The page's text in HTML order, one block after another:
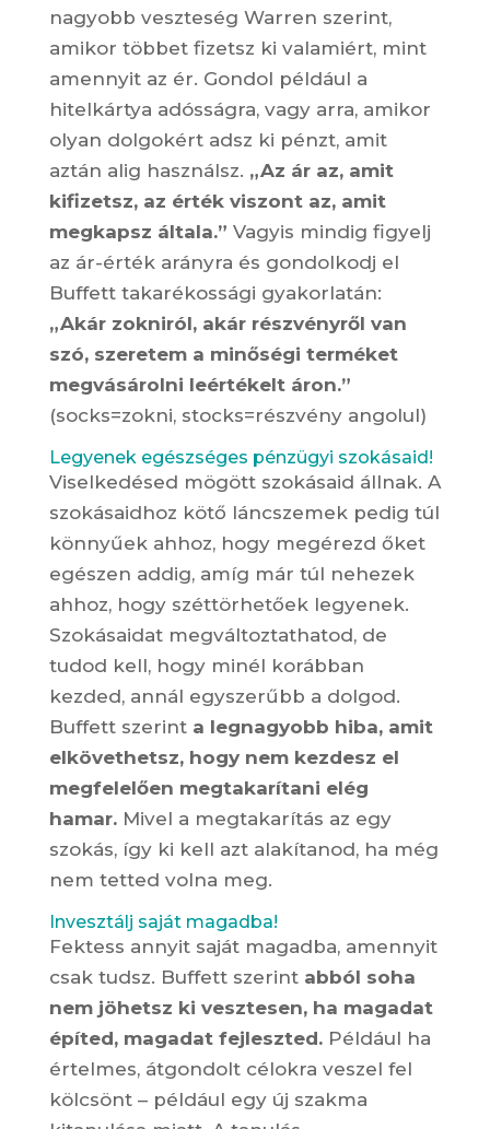
nagyobb veszteség Warren szerint,
amikor többet fizetsz ki valamiért, mint
amennyit az ér. Gondol például a
hitelkártya adósságra, vagy arra, amikor
olyan dolgokért adsz ki pénzt, amit
aztán alig használsz. „Az ár az, amit
kifizetsz, az érték viszont az, amit
megkapsz általa.” Vagyis mindig figyelj
az ár-érték arányra és gondolkodj el
Buffett takarékossági gyakorlatán:
„Akár zokniról, akár részvényről van
szó, szeretem a minőségi terméket
megvásárolni leértékelt áron.”
(socks=zokni, stocks=részvény angolul)
Legyenek egészséges pénzügyi szokásaid!
Viselkedésed mögött szokásaid állnak. A
szokásaidhoz kötő láncszemek pedig túl
könnyűek ahhoz, hogy megérezd őket
egészen addig, amíg már túl nehezek
ahhoz, hogy széttörhetőek legyenek.
Szokásaidat megváltoztathatod, de
tudod kell, hogy minél korábban
kezded, annál egyszerűbb a dolgod.
Buffett szerinta legnagyobb hiba, amit
elkövethetsz, hogy nem kezdesz el
megfelelően megtakarítani elég
hamar.Mivel a megtakarítás az egy
szokás, így ki kell azt alakítanod, ha még
nem tetted volna meg.
Invesztálj saját magadba!
Fektess annyit saját magadba, amennyit
csak tudsz. Buffett szerint abból soha
nem jöhetsz ki vesztesen, ha magadat
építed, magadat fejleszted.Például ha
értelmes, átgondolt célokra veszel fel
kölcsönt – például egy új szakma